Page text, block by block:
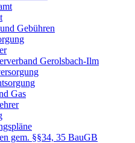
Gebühren
Gerolsbach-Ilm
Gas
gem. §§34, 35 BauGB